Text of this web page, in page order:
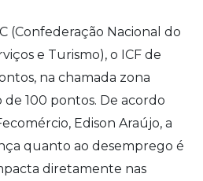
(Confederação Nacional do
e Turismo), o ICF de
na chamada zona
de 100 pontos. De acordo
, Edison Araújo, a
quanto ao desemprego é
diretamente nas